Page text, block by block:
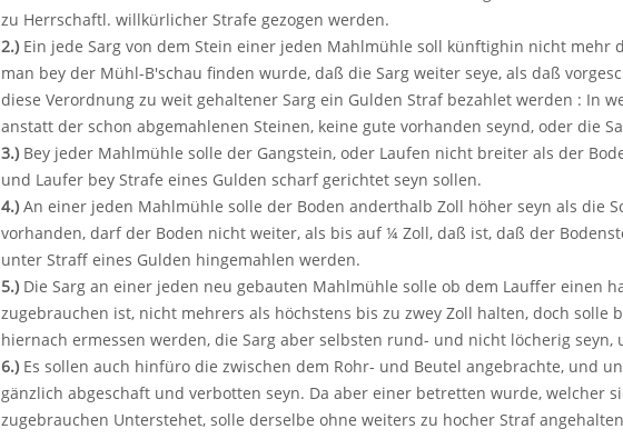
zu Herrschaftl. willkürlicher Strafe gezogen werden.
2.)Ein jede Sarg von dem Stein einer jeden Mahlmühle soll künftighin nicht mehr
man bey der Mühl-B'schau finden wurde, daß die Sarg weiter seye, als daß
diese Verordnung zu weit gehaltener Sarg ein Gulden Straf bezahlet werden : In
anstatt der schon abgemahlenen Steinen, keine gute vorhanden seynd, oder die
3.)Bey jeder Mahlmühle solle der Gangstein, oder Laufen nicht breiter als der
und Laufer bey Strafe eines Gulden scharf gerichtet seyn sollen.
4.)An einer jeden Mahlmühle solle der Boden anderthalb Zoll höher seyn als die
vorhanden, darf der Boden nicht weiter, als bis auf ¼ Zoll, daß ist, daß der
unter Straff eines Gulden hingemahlen werden.
5.)Die Sarg an einer jeden neu gebauten Mahlmühle solle ob dem Lauffer einen
zugebrauchen ist, nicht mehrers als höchstens bis zu zwey Zoll halten, doch solle
hiernach ermessen werden, die Sarg aber selbsten rund- und nicht löcherig seyn,
6.)Es sollen auch hinfüro die zwischen dem Rohr- und Beutel angebrachte, und
gänzlich abgeschaft und verbotten seyn. Da aber einer betretten wurde, welcher
zugebrauchen Unterstehet, solle derselbe ohne weiters zu hocher Straf